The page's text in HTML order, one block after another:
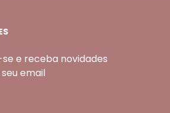
e receba novidades
email